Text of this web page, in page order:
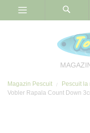
Magazin Pescuit Pescuit la
Vobler Rapala Count Down